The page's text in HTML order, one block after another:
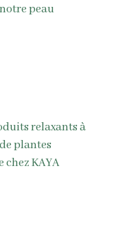
peau
relaxants à
plantes
chez KAYA